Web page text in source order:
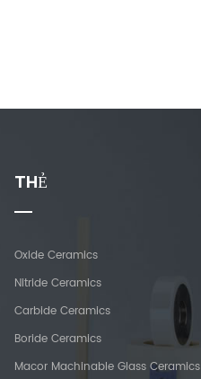
THẺ
Oxide Ceramics
Nitride Ceramics
Carbide Ceramics
Boride Ceramics
Macor Machinable Glass Ceramics